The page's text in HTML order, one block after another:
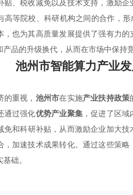
贴、税收减免以及技术支持，激励
高等院校、科研机构之间的合作，
，也为其高质量发展提供了强有力
产品的升级换代，从而在市场中保持
池州市智能算力产业
重视， 池州市在实施产业扶持政策
通过强化优势产业聚集，促进了区域
免和科研补贴，从而激励企业加大
，加速技术成果转化。通过这些策
础。